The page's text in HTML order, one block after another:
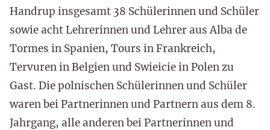
Handrup insgesamt 38 Schülerinnen und Schüler
sowie acht Lehrerinnen und Lehrer aus Alba de
Tormes in Spanien, Tours in Frankreich,
Tervuren in Belgien und Swieicie in Polen zu
Gast. Die polnischen Schülerinnen und Schüler
waren bei Partnerinnen und Partnern aus dem 8.
Jahrgang, alle anderen bei Partnerinnen und